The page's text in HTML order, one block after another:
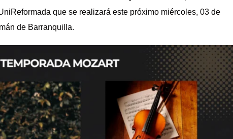
que se realizará este próximo miércoles, 03 de
de Barranquilla.